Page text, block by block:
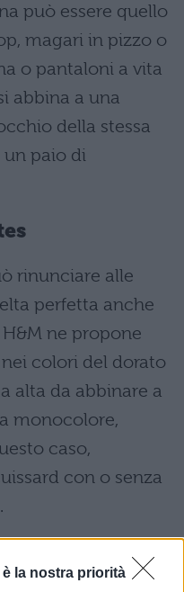
la nostra priorità
può essere quello
magari in pizzo o
o pantaloni a vita
abbina a una
della stessa
un paio di
rinunciare alle
perfetta anche
ne propone
colori del dorato
alta da abbinare a
monocolore,
caso,
con o senza